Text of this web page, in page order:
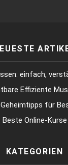
einfach,
Effiziente
für
Online-
KATEGORIEN